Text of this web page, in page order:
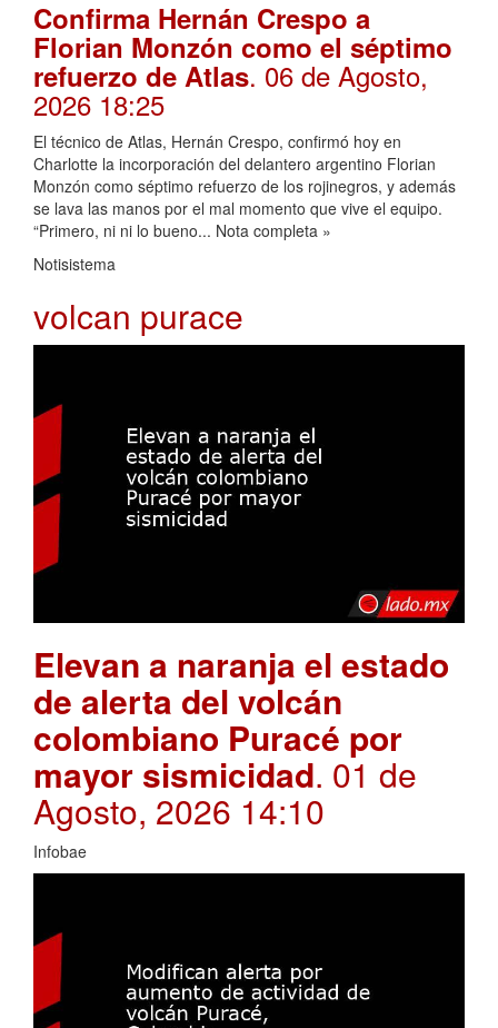
Confirma Hernán Crespo a
Florian Monzón como el séptimo
refuerzo de Atlas. 06 de Agosto,
2026 18:25
El técnico de Atlas, Hernán Crespo, confirmó hoy en
Charlotte la incorporación del delantero argentino Florian
Monzón como séptimo refuerzo de los rojinegros, y además
se lava las manos por el mal momento que vive el equipo.
“Primero, ni ni lo bueno... Nota completa »
Notisistema
volcan purace
Elevan a naranja el estado
de alerta del volcán
colombiano Puracé por
mayor sismicidad. 01 de
Agosto, 2026 14:10
Infobae